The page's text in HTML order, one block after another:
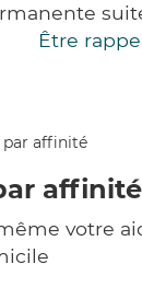
Être
affinité
votre